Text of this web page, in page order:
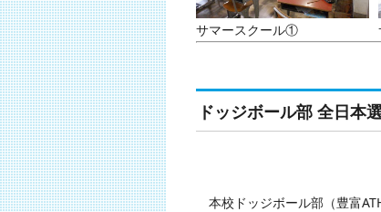
サマースクール①
ドッジボール部 全日本
本校ドッジボール部（豊富